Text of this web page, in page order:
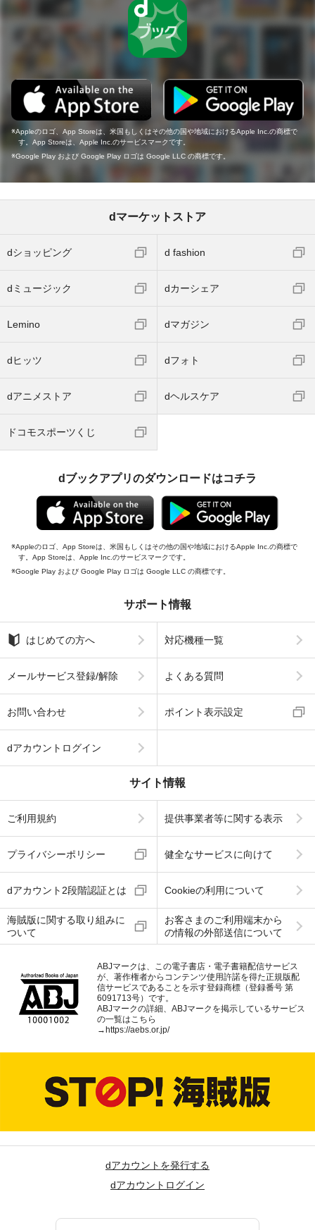
Appleのロゴ、App Storeは、米国もしくはその他の国や地域におけるApple Inc.の商標で
す。App Storeは、Apple Inc.のサービスマークです。
Google Play および Google Play ロゴは Google LLC の商標です。
dマーケットストア
dショッピング d fashion
dミュージック dカーシェア
Lemino dマガジン
dヒッツ dフォト
dアニメストア dヘルスケア
ドコモスポーツくじ
dブックアプリのダウンロードはコチラ
Appleのロゴ、App Storeは、米国もしくはその他の国や地域におけるApple Inc.の商標で
す。App Storeは、Apple Inc.のサービスマークです。
Google Play および Google Play ロゴは Google LLC の商標です。
サポート情報
はじめての方へ 対応機種一覧
メールサービス登録/解除 よくある質問
お問い合わせ ポイント表示設定
dアカウントログイン
サイト情報
ご利用規約 提供事業者等に関する表示
プライバシーポリシー 健全なサービスに向けて
dアカウント2段階認証とは Cookieの利用について
海賊版に関する取り組みに
ついて
お客さまのご利用端末から
の情報の外部送信について
ABJマークは、この電子書店・電子書籍配信サービス
が、著作権者からコンテンツ使用許諾を得た正規版配
信サービスであることを示す登録商標（登録番号 第
6091713号）です。
ABJマークの詳細、ABJマークを掲示しているサービス
の一覧はこちら
→ https://aebs.or.jp/
dアカウントを発行する
dアカウントログイン